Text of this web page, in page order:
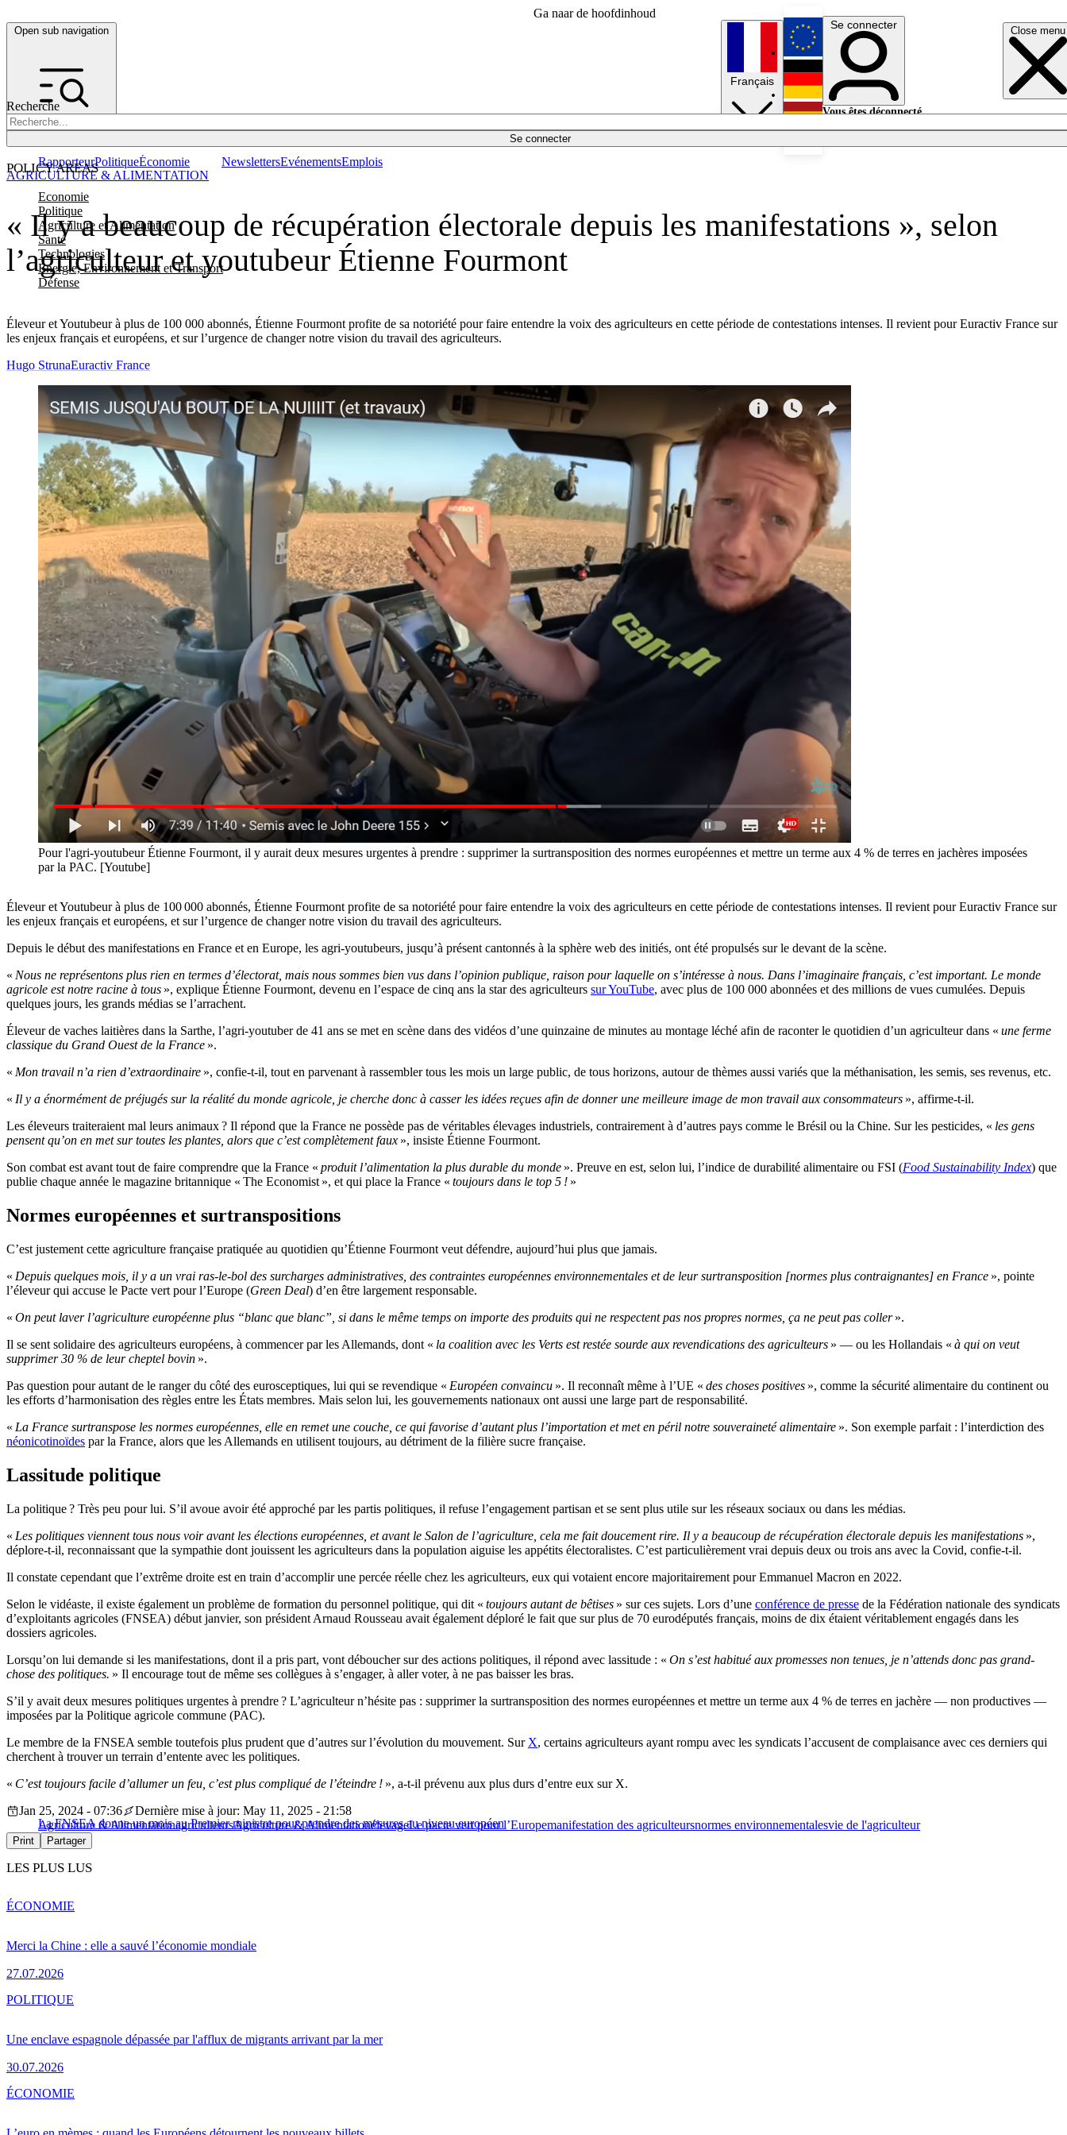
Ga naar de hoofdinhoud
Open sub navigation Close menu
Recherche
Se connecter
POLICY AREAS
Economie
Politique
Agriculture et Alimentation
Santé
Technologies
Energie, Environnement et Transport
Défense
RapporteurPolitiqueÉconomie NewslettersEvénementsEmplois
Français
English
Deutsch
Se connecter
Vous êtes déconnecté.
« Il y a beaucoup de récupération électorale depuis les manifestations », selon
l’agriculteur et youtubeur Étienne Fourmont
Éleveur et Youtubeur à plus de 100 000 abonnés, Étienne Fourmont profite de sa notoriété pour faire entendre la voix des agriculteurs en cette période de contestations intenses. Il revient pour Euractiv France sur
les enjeux français et européens, et sur l’urgence de changer notre vision du travail des agriculteurs.
AGRICULTURE & ALIMENTATION
Hugo StrunaEuractiv France
Pour l'agri-youtubeur Étienne Fourmont, il y aurait deux mesures urgentes à prendre : supprimer la surtransposition des normes européennes et mettre un terme aux 4 % de terres en jachères imposées
par la PAC. [Youtube]
Éleveur et Youtubeur à plus de 100 000 abonnés, Étienne Fourmont profite de sa notoriété pour faire entendre la voix des agriculteurs en cette période de contestations intenses. Il revient pour Euractiv France sur
les enjeux français et européens, et sur l’urgence de changer notre vision du travail des agriculteurs.
Depuis le début des manifestations en France et en Europe, les agri-youtubeurs, jusqu’à présent cantonnés à la sphère web des initiés, ont été propulsés sur le devant de la scène.
« Nous ne représentons plus rien en termes d’électorat, mais nous sommes bien vus dans l’opinion publique, raison pour laquelle on s’intéresse à nous. Dans l’imaginaire français, c’est important. Le monde
agricole est notre racine à tous », explique Étienne Fourmont, devenu en l’espace de cinq ans la star des agriculteurs sur YouTube, avec plus de 100 000 abonnées et des millions de vues cumulées. Depuis
quelques jours, les grands médias se l’arrachent.
Éleveur de vaches laitières dans la Sarthe, l’agri-youtuber de 41 ans se met en scène dans des vidéos d’une quinzaine de minutes au montage léché afin de raconter le quotidien d’un agriculteur dans « une ferme
classique du Grand Ouest de la France ».
« Mon travail n’a rien d’extraordinaire », confie-t-il, tout en parvenant à rassembler tous les mois un large public, de tous horizons, autour de thèmes aussi variés que la méthanisation, les semis, ses revenus, etc.
« Il y a énormément de préjugés sur la réalité du monde agricole, je cherche donc à casser les idées reçues afin de donner une meilleure image de mon travail aux consommateurs », affirme-t-il.
Les éleveurs traiteraient mal leurs animaux ? Il répond que la France ne possède pas de véritables élevages industriels, contrairement à d’autres pays comme le Brésil ou la Chine. Sur les pesticides, « les gens
pensent qu’on en met sur toutes les plantes, alors que c’est complètement faux », insiste Étienne Fourmont.
Son combat est avant tout de faire comprendre que la France « produit l’alimentation la plus durable du monde ». Preuve en est, selon lui, l’indice de durabilité alimentaire ou FSI (Food Sustainability Index) que
publie chaque année le magazine britannique « The Economist », et qui place la France « toujours dans le top 5 ! »
Normes européennes et surtranspositions
C’est justement cette agriculture française pratiquée au quotidien qu’Étienne Fourmont veut défendre, aujourd’hui plus que jamais.
« Depuis quelques mois, il y a un vrai ras-le-bol des surcharges administratives, des contraintes européennes environnementales et de leur surtransposition [normes plus contraignantes] en France », pointe
l’éleveur qui accuse le Pacte vert pour l’Europe (Green Deal) d’en être largement responsable.
« On peut laver l’agriculture européenne plus “blanc que blanc”, si dans le même temps on importe des produits qui ne respectent pas nos propres normes, ça ne peut pas coller».
Il se sent solidaire des agriculteurs européens, à commencer par les Allemands, dont « la coalition avec les Verts est restée sourde aux revendications des agriculteurs » — ou les Hollandais « à qui on veut
supprimer 30 % de leur cheptel bovin ».
Pas question pour autant de le ranger du côté des eurosceptiques, lui qui se revendique « Européen convaincu ». Il reconnaît même à l’UE « des choses positives », comme la sécurité alimentaire du continent ou
les efforts d’harmonisation des règles entre les États membres. Mais selon lui, les gouvernements nationaux ont aussi une large part de responsabilité.
« La France surtranspose les normes européennes, elle en remet une couche, ce qui favorise d’autant plus l’importation et met en péril notre souveraineté alimentaire ». Son exemple parfait : l’interdiction des
néonicotinoïdes par la France, alors que les Allemands en utilisent toujours, au détriment de la filière sucre française.
Lassitude politique
La politique ? Très peu pour lui. S’il avoue avoir été approché par les partis politiques, il refuse l’engagement partisan et se sent plus utile sur les réseaux sociaux ou dans les médias.
« Les politiques viennent tous nous voir avant les élections européennes, et avant le Salon de l’agriculture, cela me fait doucement rire. Il y a beaucoup de récupération électorale depuis les manifestations »,
déplore-t-il, reconnaissant que la sympathie dont jouissent les agriculteurs dans la population aiguise les appétits électoralistes. C’est particulièrement vrai depuis deux ou trois ans avec la Covid, confie-t-il.
Il constate cependant que l’extrême droite est en train d’accomplir une percée réelle chez les agriculteurs, eux qui votaient encore majoritairement pour Emmanuel Macron en 2022.
Selon le vidéaste, il existe également un problème de formation du personnel politique, qui dit « toujours autant de bêtises » sur ces sujets. Lors d’une conférence de presse de la Fédération nationale des syndicats
d’exploitants agricoles (FNSEA) début janvier, son président Arnaud Rousseau avait également déploré le fait que sur plus de 70 eurodéputés français, moins de dix étaient véritablement engagés dans les
dossiers agricoles.
Lorsqu’on lui demande si les manifestations, dont il a pris part, vont déboucher sur des actions politiques, il répond avec lassitude : « On s’est habitué aux promesses non tenues, je n’attends donc pas grand-
chose des politiques. » Il encourage tout de même ses collègues à s’engager, à aller voter, à ne pas baisser les bras.
S’il y avait deux mesures politiques urgentes à prendre ? L’agriculteur n’hésite pas : supprimer la surtransposition des normes européennes et mettre un terme aux 4 % de terres en jachère — non productives —
imposées par la Politique agricole commune (PAC).
Le membre de la FNSEA semble toutefois plus prudent que d’autres sur l’évolution du mouvement. Sur X, certains agriculteurs ayant rompu avec les syndicats l’accusent de complaisance avec ces derniers qui
cherchent à trouver un terrain d’entente avec les politiques.
« C’est toujours facile d’allumer un feu, c’est plus compliqué de l’éteindre ! », a-t-il prévenu aux plus durs d’entre eux sur X.
La FNSEA donne un mois au Premier ministre pour prendre des mesures au niveau européen
Jan 25, 2024 - 07:36
Dernière mise à jour: May 11, 2025 - 21:58
Agriculture & AlimentationagriculteursAgriculture & AlimentationélevageLe pacte vert pour l’Europemanifestation des agriculteursnormes environnementalesvie de l'agriculteur
Print Partager
LES PLUS LUS
Merci la Chine : elle a sauvé l’économie mondiale
27.07.2026
ÉCONOMIE
Une enclave espagnole dépassée par l'afflux de migrants arrivant par la mer
30.07.2026
POLITIQUE
ÉCONOMIE